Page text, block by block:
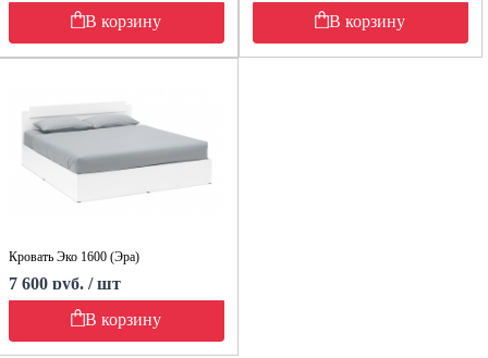
В корзину
В корзину
Кровать Эко 1600 (Эра)
7 600 руб. / шт
В корзину